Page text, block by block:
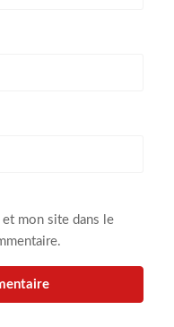
mon site dans le